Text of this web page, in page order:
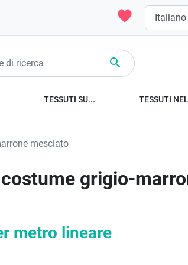
favorite

TESSUTI SU... TESSUTI
mesclato
grigio-
metro lineare